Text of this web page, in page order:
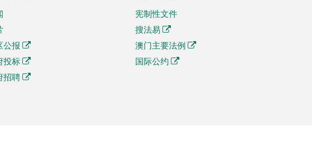
公报
投标
招聘
宪制性文件
搜法易
澳门主要法例
国际公约